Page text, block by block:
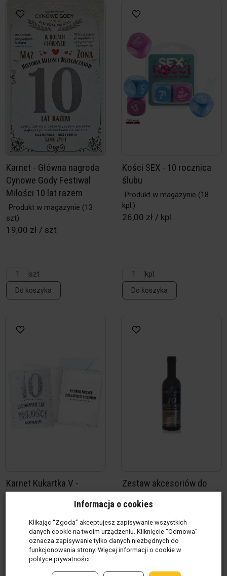
Karnet - Główna nagroda
Cynowe Gody Festiwal
Miłości 10 lat razem
Produkt w magazynie (13
szt)
19,00 zł / szt
szt
Do koszyka
Kości SEX - 10 rocznica
ślubu
Produkt w magazynie (18
kpl.)
26,00 zł / kpl.
kpl.
Do koszyka
Karnet Kukartka V -
cudownych lat miłości.
Gratulacje!
Produkt w magazynie(3
12,00 zł / szt.
Zestaw akcesoriów do
rocznica ślubu
Produkt w magazynie
69,00 zł / kpl.
Informacja o cookies
Klikając “Zgoda” akceptujesz zapisywanie wszystkich
danych cookie na twoim urządzeniu. Kliknięcie “Odmowa”
oznacza zapisywanie tylko danych niezbędnych do
funkcjonowania strony. Więcej informacji o cookie w
polityce prywatności.